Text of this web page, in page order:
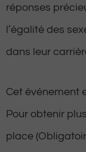
réponses
l’égalité des
dans leur
Cet événement
Pour obtenir
place